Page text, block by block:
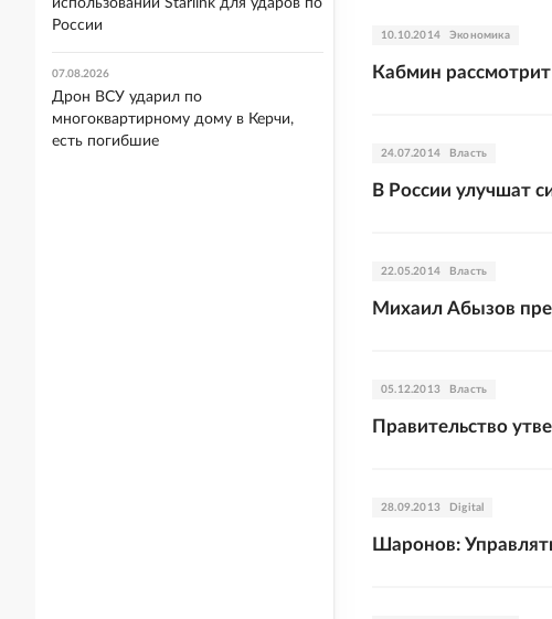
10.10.2014 Экономика
Кабмин
24.07.2014 Власть
В России улучшат
22.05.2014 Власть
Михаил Абызов
05.12.2013 Власть
Правительство
28.09.2013 Digital
Шаронов:
использовании Starlink для ударов по
России
07.08.2026
Дрон ВСУ ударил по
многоквартирному дому в Керчи,
есть погибшие